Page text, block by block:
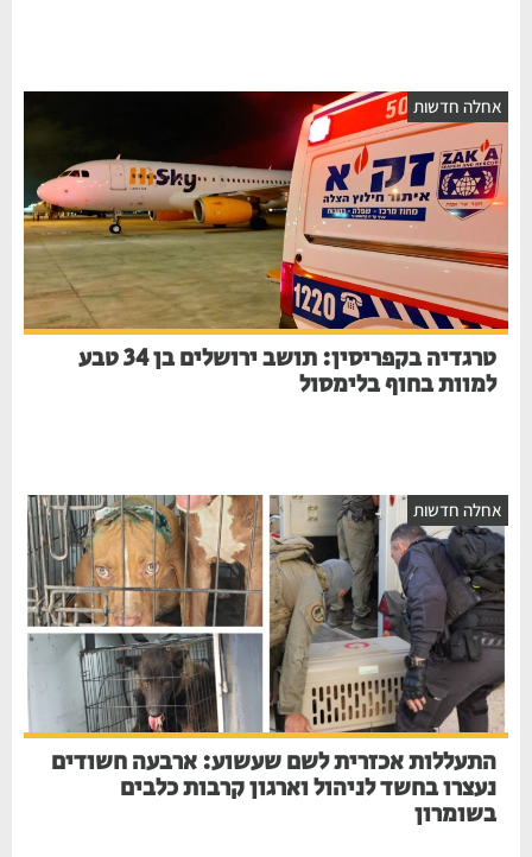
אחלה חדשות
טרגדיה בקפריסין: תושב ירושלים בן 34 טבע
למוות בחוף בלימסול
אחלה חדשות
התעללות אכזרית לשם שעשוע: ארבעה חשודים
נעצרו בחשד לניהול וארגון קרבות כלבים
בשומרון